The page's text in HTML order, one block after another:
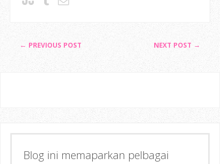
← PREVIOUS POST NEXT POST →
Blog ini memaparkan pelbagai